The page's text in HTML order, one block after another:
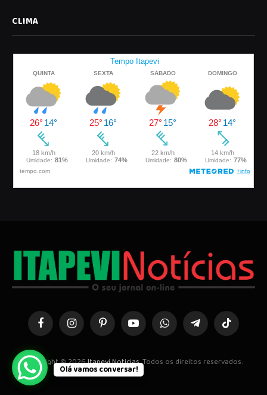
CLIMA
FacebookInstagramPinterestYouTubeWhatsAppTelegramaTikTok
Copyright © 2026Itapevi Noticias. Todos os direitos reservados.
Olá vamos conversar!